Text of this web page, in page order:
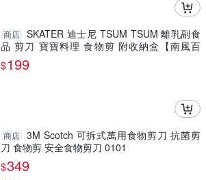
商店 SKATER 迪士尼 TSUM TSUM 離乳副食
品 剪刀 寶寶料理 食物剪 附收納盒【南風百
貨】
$199
商店 3M Scotch 可拆式萬用食物剪刀 抗菌剪
刀 食物剪 安全食物剪刀 0101
$349